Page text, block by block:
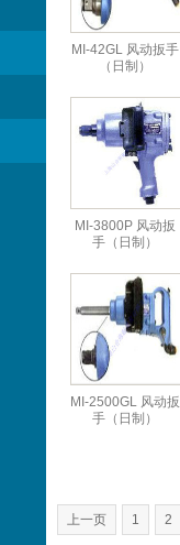
MI-42GL 风动扳手
（日制）
MI-3800P 风动扳
手（日制）
MI-2500GL 风动扳
手（日制）
上一页 1 2